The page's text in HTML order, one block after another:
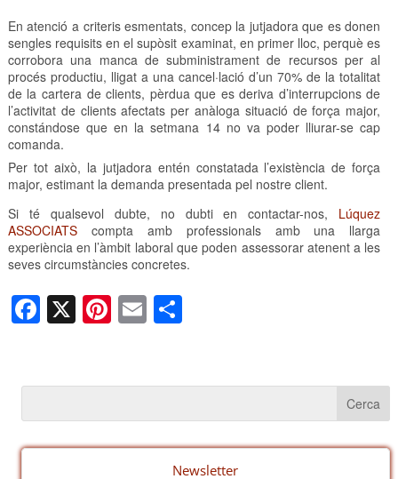
En atenció a criteris esmentats, concep la jutjadora que es donen
sengles requisits en el supòsit examinat, en primer lloc, perquè es
corrobora una manca de subministrament de recursos per al
procés productiu, lligat a una cancel·lació d’un 70% de la totalitat
de la cartera de clients, pèrdua que es deriva d’interrupcions de
l’activitat de clients afectats per anàloga situació de força major,
constándose que en la setmana 14 no va poder lliurar-se cap
comanda.
Per tot això, la jutjadora entén constatada l’existència de força
major, estimant la demanda presentada pel nostre client.
Si té qualsevol dubte, no dubti en contactar-nos, Lúquez
ASSOCIATScompta amb professionals amb una llarga
experiència en l’àmbit laboral que poden assessorar atenent a les
seves circumstàncies concretes.
F
a
e
b
o
X Pi
nt
e
st
E
m
C
p
ar
te
Newsletter